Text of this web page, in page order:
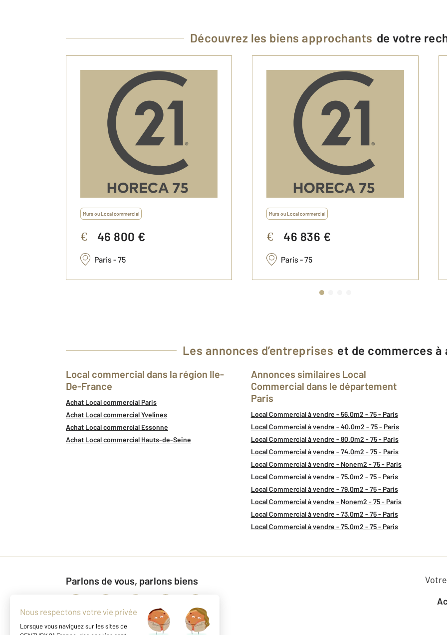
Découvrez les biens approchants de votre
Murs ou Local commercial
€ 46 800 €
Paris - 75
Murs ou Local commercial
€ 46 836 €
Paris - 75
Les annonces d’entreprises et de commerces à
Local commercial dans la région Ile-
De-France
Achat Local commercial Paris
Achat Local commercial Yvelines
Achat Local commercial Essonne
Achat Local commercial Hauts-de-Seine
Annonces similaires Local
Commercial dans le département
Paris
Local Commercial à vendre - 56.0m2 - 75 - Paris
Local Commercial à vendre - 40.0m2 - 75 - Paris
Local Commercial à vendre - 80.0m2 - 75 - Paris
Local Commercial à vendre - 74.0m2 - 75 - Paris
Local Commercial à vendre - Nonem2 - 75 - Paris
Local Commercial à vendre - 75.0m2 - 75 - Paris
Local Commercial à vendre - 79.0m2 - 75 - Paris
Local Commercial à vendre - Nonem2 - 75 - Paris
Local Commercial à vendre - 73.0m2 - 75 - Paris
Local Commercial à vendre - 75.0m2 - 75 - Paris
Parlons de vous, parlons biens